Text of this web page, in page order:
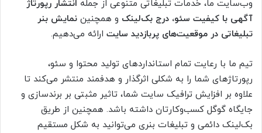
وب‌سایت ما، خدمات تبلیغاتی متنوعی از جمله انتشار رپورتاژ
آگهی با کیفیت سئو، درج بک‌لینک و همچنین نمایش بنر
تبلیغاتی در موقعیت‌های پربازدید سایت ارائه می‌دهیم.
تیم ما با رعایت تمام استانداردهای تولید محتوا و سئو،
رپورتاژهای شما را به شکلی اثرگذار و هدفمند منتشر می‌کند تا
علاوه بر افزایش ترافیک سایت شما، تاثیر مثبتی بر برندسازی و
جایگاه گوگل کسب‌وکارتان داشته باشد. همچنین از طریق
بک‌لینک دائمی و تبلیغات بنری می‌توانید به شکل مستقیم